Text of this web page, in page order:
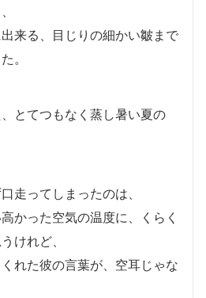
来る、目じりの細かい皺まで
。
とてつもなく蒸し暑い夏の
走ってしまったのは、
かった空気の温度に、くらく
けれど、
れた彼の言葉が、空耳じゃな